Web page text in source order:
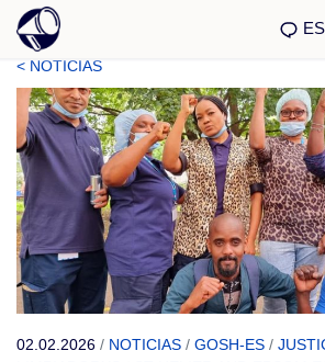
< NOTICIAS
02.02.2026 / NOTICIAS / GOSH-ES /